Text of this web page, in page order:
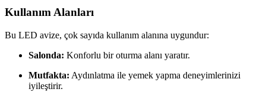
Kullanım Alanları
Bu LED avize, çok sayıda kullanım alanına uygundur:
Salonda: Konforlu bir oturma alanı yaratır.
Mutfakta: Aydınlatma ile yemek yapma deneyimlerinizi
iyileştirir.